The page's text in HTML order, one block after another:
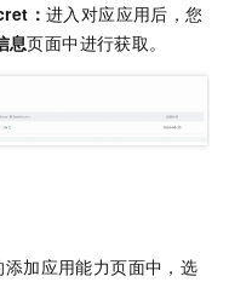
： 进入对应应用后，您
息页面中进行获取。
加应用能力页面中，选